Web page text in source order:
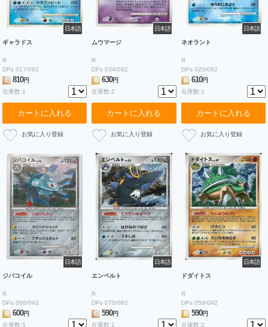
日本語
ギャラドス
R
DPs 017/092
C
810円
在庫数:1
カートに入れる
日本語
ムウマージ
R
DPs 034/092
B
630円
在庫数:2
カートに入れる
日本語
ネオラント
R
DPs 020/092
B 610円
在庫数:1
カートに入れる
日本語
ジバコイル
R
DPs 068/092
B
600円
在庫数:5
日本語
エンペルト
R
DPs 070/092
C
590円
在庫数:1
日本語
ドダイトス
R
DPs 059/092
B 590円
在庫数:2